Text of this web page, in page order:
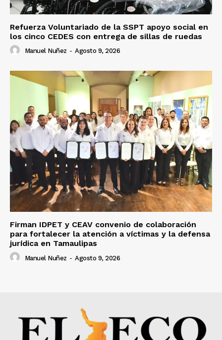
Refuerza Voluntariado de la SSPT apoyo social en
los cinco CEDES con entrega de sillas de ruedas
Manuel Nuñez - Agosto 9, 2026
Firman IDPET y CEAV convenio de colaboración
para fortalecer la atención a víctimas y la defensa
jurídica en Tamaulipas
Manuel Nuñez - Agosto 9, 2026